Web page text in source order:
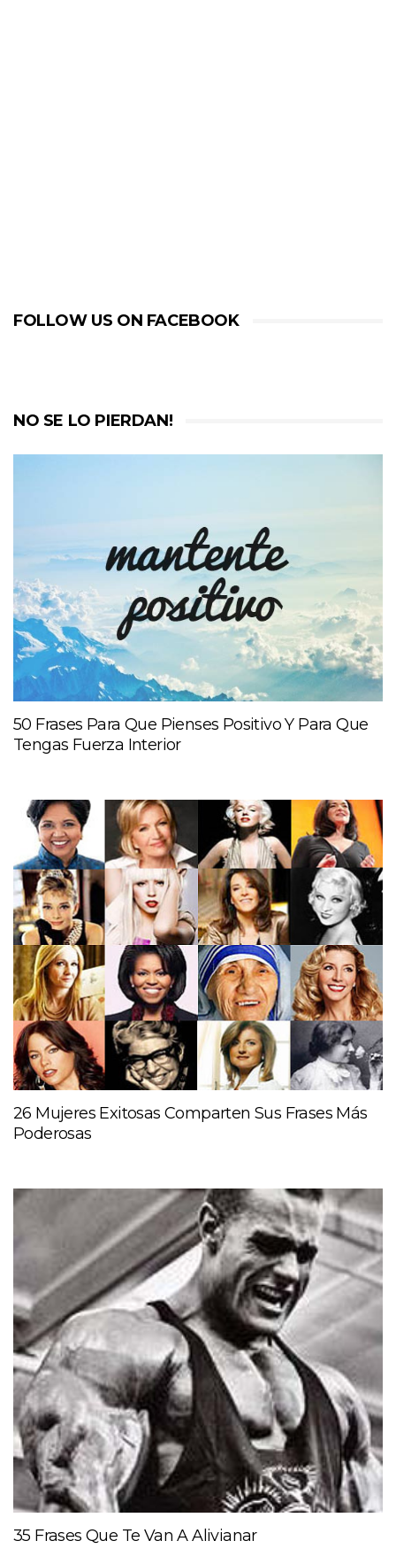
FOLLOW US ON FACEBOOK
NO SE LO PIERDAN!
50 Frases Para Que Pienses Positivo Y Para Que
Tengas Fuerza Interior
26 Mujeres Exitosas Comparten Sus Frases Más
Poderosas
35 Frases Que Te Van A Alivianar